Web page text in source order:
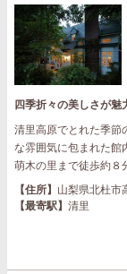
四季折々の美しさが魅
清里高原でとれた季節
な雰囲気に包まれた館
萌木の里まで徒歩約８
【住所】 山梨県北杜市
【最寄駅】 清里